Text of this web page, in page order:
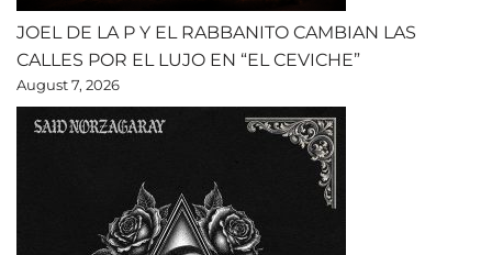
JOEL DE LA P Y EL RABBANITO CAMBIAN LAS
CALLES POR EL LUJO EN “EL CEVICHE”
August 7, 2026